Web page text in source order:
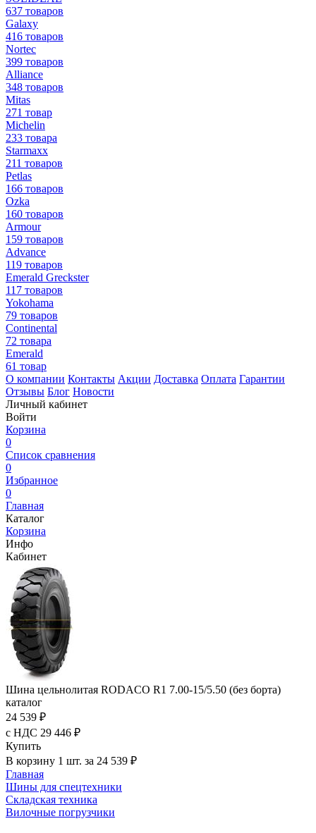
637 товаров
Galaxy
416 товаров
Nortec
399 товаров
Alliance
348 товаров
Mitas
271 товар
Michelin
233 товара
Starmaxx
211 товаров
Petlas
166 товаров
Ozka
160 товаров
Armour
159 товаров
Advance
119 товаров
Emerald Greckster
117 товаров
Yokohama
79 товаров
Continental
72 товара
Emerald
61 товар
О компании Контакты Акции Доставка Оплата Гарантии
Отзывы Блог Новости
Личный кабинет
Войти
Корзина
0
Список сравнения
0
Избранное
0
Главная
Каталог
Корзина
Инфо
Кабинет
Шина цельнолитая RODACO R1 7.00-15/5.50 (без борта)
каталог
24 539 ₽
с НДС 29 446 ₽
Купить
В корзину 1 шт. за 24 539 ₽
Главная
Шины для спецтехники
Складская техника
Вилочные погрузчики